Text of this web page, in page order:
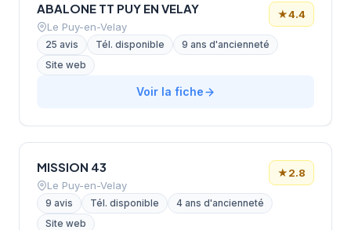
ABALONE TT PUY EN VELAY
Le Puy-en-Velay
★4.4
25 avis Tél. disponible
9 ans d'ancienneté
Site web
Voir la fiche
MISSION 43
Le Puy-en-Velay
★2.8
9 avis Tél. disponible
4 ans d'ancienneté
Site web